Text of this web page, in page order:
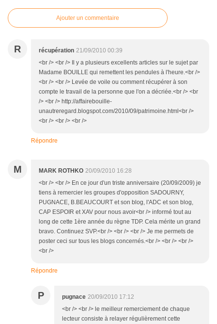
Ajouter un commentaire
R récupération 21/09/2010 00:39
<br /> <br /> Il y a plusieurs excellents articles sur le sujet par
Madame BOUILLE qui remettent les pendules à l'heure.<br />
<br /> <br /> Levée de voile ou comment récupérer à son
compte le travail de la personne que l'on a décriée.<br /> <br
/> <br /> http://affairebouille-
unautreregard.blogspot.com/2010/09/patrimoine.html<br />
<br /> <br /> <br />
Répondre
M MARK ROTHKO 20/09/2010 16:28
<br /> <br /> En ce jour d'un triste anniversaire (20/09/2009) je
tiens à remercier les groupes d'opposition SADOURNY,
PUGNACE, B.BEAUCOURT et son blog, l'ADC et son blog,
CAP ESPOIR et XAV pour nous avoir<br /> informé tout au
long de cette 1ère année du règne TDP. Cela mérite un grand
bravo. Continuez SVP.<br /> <br /> <br /> Je me permets de
poster ceci sur tous les blogs concernés.<br /> <br /> <br />
<br />
Répondre
P pugnace 20/09/2010 17:12
<br /> <br /> le meilleur remerciement de chaque
lecteur consiste à relayer régulièrement cette